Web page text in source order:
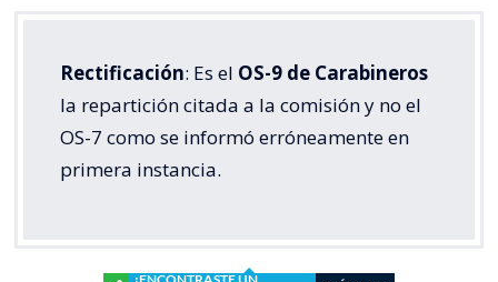
Rectificación: Es el OS-9 de Carabineros
la repartición citada a la comisión y no el
OS-7 como se informó erróneamente en
primera instancia.